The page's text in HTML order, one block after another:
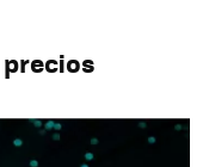
precios